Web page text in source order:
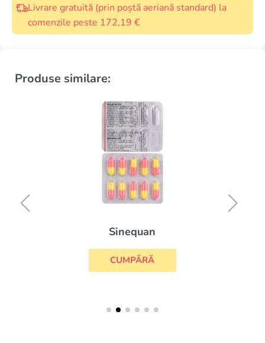
Livrare gratuită (prin poștă aeriană standard) la
comenzile peste 172,19 €
Produse similare:
Sinequan
CUMPĂRĂ